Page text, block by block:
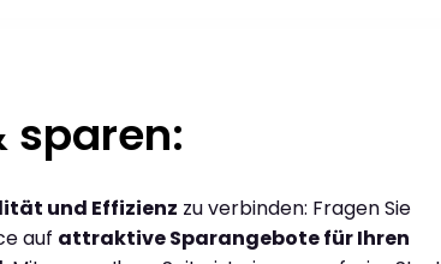
sparen:
und Effizienz zu verbinden: Fragen Sie
auf attraktive Sparangebote für Ihren